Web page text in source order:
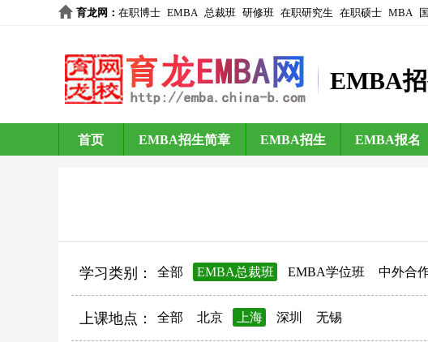
育龙网 ： 在职博士 EMBA 总裁班 研修班 在职研究生 在职硕士 MBA
EMBA
首页 EMBA招生简章 EMBA招生 EMBA报名
学习类别： 全部 EMBA总裁班 EMBA学位班 中外合
上课地点： 全部 北京 上海 深圳 无锡